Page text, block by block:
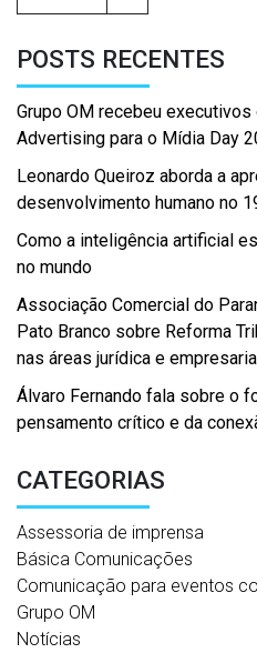
POSTS RECENTES
Grupo OM recebeu executivos
Advertising para o Mídia Day
Leonardo Queiroz aborda a
desenvolvimento humano no
Como a inteligência artificial
no mundo
Associação Comercial do
Pato Branco sobre Reforma
nas áreas jurídica e
Álvaro Fernando fala sobre o
pensamento crítico e da
CATEGORIAS
Assessoria de imprensa
Básica Comunicações
Comunicação para eventos
Grupo OM
Notícias